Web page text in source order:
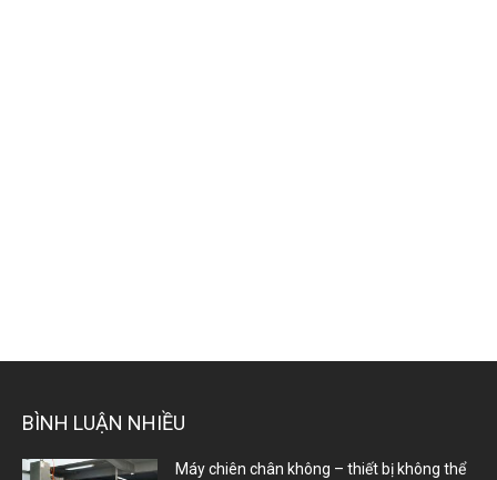
BÌNH LUẬN NHIỀU
Máy chiên chân không – thiết bị không thể